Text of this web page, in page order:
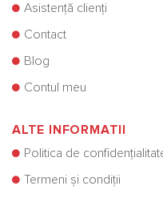
Asistență clienți
Contact
Blog
Contul meu
ALTE INFORMATII
Politica de
Termeni și condiții